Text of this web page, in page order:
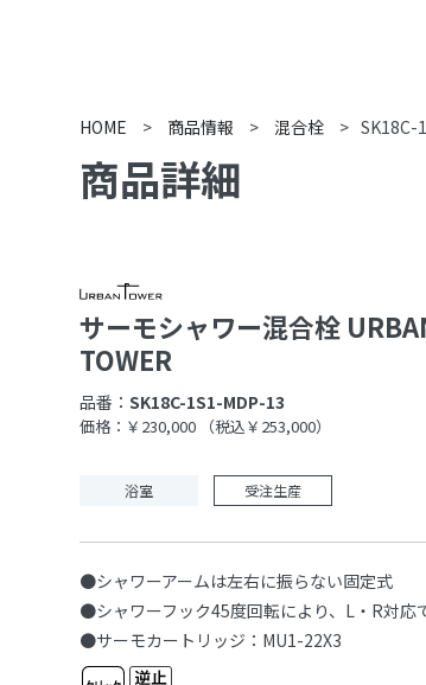
HOME > 商品情報 > 混合栓 > SK18C-
商品詳細
サーモシャワー混合栓
TOWER
品番：SK18C-1S1-MDP-13
価格：￥230,000 （税込￥253,000）
浴室 受注生産
●シャワーアームは左右に振らない固定式
●シャワーフック45度回転により、L・R対応
●サーモカートリッジ：MU1-22X3